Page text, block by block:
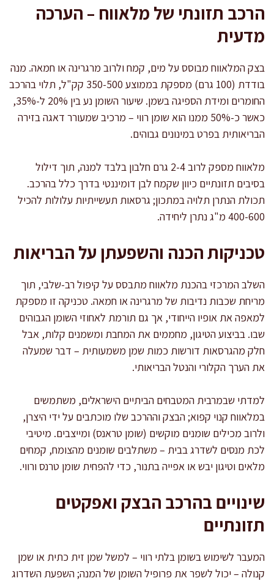
הרכב תזונתי של מלאווח – הערכה
מדעית
בצק המלאווח מבוסס על מים, קמח ולרוב מרגרינה או חמאה. מנה
בודדת (100 גרם) מספקת בממוצע 350-500 קק"ל, תלוי בהרכב
החומרים ומידת הספיגה בשמן. שיעור השומן נע בין 20% ל-35%,
כאשר כ-50% ממנו הוא שומן רווי – מרכיב שמעורר דאגה בזירה
הבריאותית בפרט במינונים גבוהים.
מלאווח מספק לרוב 2-4 גרם חלבון בלבד למנה, תוך דילול
בסיבים תזונתיים כיוון שקמח לבן דומיננטי בדרך כלל בהרכב.
תכולת הנתרן תלויה במתכון; גרסאות תעשייתיות עלולות להכיל
400-600 מ"ג נתרן ליחידה.
טכניקות הכנה והשפעתן על הבריאות
השלב המרכזי בהכנת מלאווח מתבסס על קיפול רב-שלבי, תוך
מריחת שכבות נדיבות של מרגרינה או חמאה. טכניקה זו מספקת
למאפה את אופיו הייחודי, אך גם תורמת לאחוזי השומן הגבוהים
שבו. בביצוע הטיגון, מחממים את המחבת ומשמנים קלות, אבל
חלק מהגרסאות דורשות כמות שמן משמעותית – דבר שמעלה
את הערך הקלורי והנטל הבריאותי.
למדתי שבמרבית המטבחים הביתיים הישראלים, משתמשים
במלאווח קנוי קפוא; הבצק וההרכב שלו מוכתבים על ידי היצרן,
ולרוב מכילים שומנים מוקשים (שומן טראנס) ומייצבים. מיטיבי
לכת מנסים לשדרג בבית – משתלבים שומנים מהצומח, קמחים
מלאים וטיגון יבש או אפייה בתנור, כדי להפחית שומן טרנס ורווי.
שינויים בהרכב הבצק ואפקטים
תזונתיים
המעבר לשימוש בשומן בלתי רווי – למשל שמן זית כתית או שמן
קנולה – יכול לשפר את פרופיל השומן של המנה; השפעת השדרוג